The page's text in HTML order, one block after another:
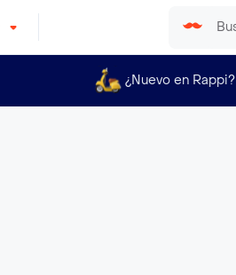
¿Nuevo en Rappi?